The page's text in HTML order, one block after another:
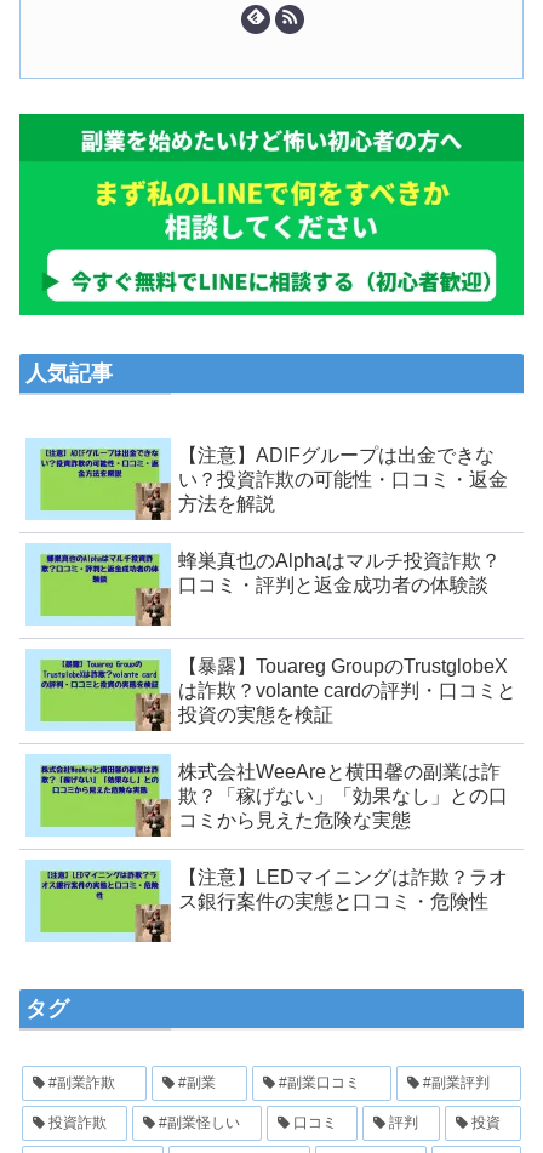
人気記事
【注意】ADIFグループは出金できな
い？投資詐欺の可能性・口コミ・返金
方法を解説
蜂巣真也のAlphaはマルチ投資詐欺？
口コミ・評判と返金成功者の体験談
【暴露】Touareg GroupのTrustglobeX
は詐欺？volante cardの評判・口コミと
投資の実態を検証
株式会社WeeAreと横田馨の副業は詐
欺？「稼げない」「効果なし」との口
コミから見えた危険な実態
【注意】LEDマイニングは詐欺？ラオ
ス銀行案件の実態と口コミ・危険性
タグ
#副業詐欺 #副業 #副業口コミ #副業評判
投資詐欺 #副業怪しい 口コミ 評判 投資